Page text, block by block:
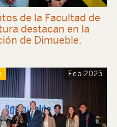
de la Facultad de
destacan en la
de Dimueble.
Feb 2025